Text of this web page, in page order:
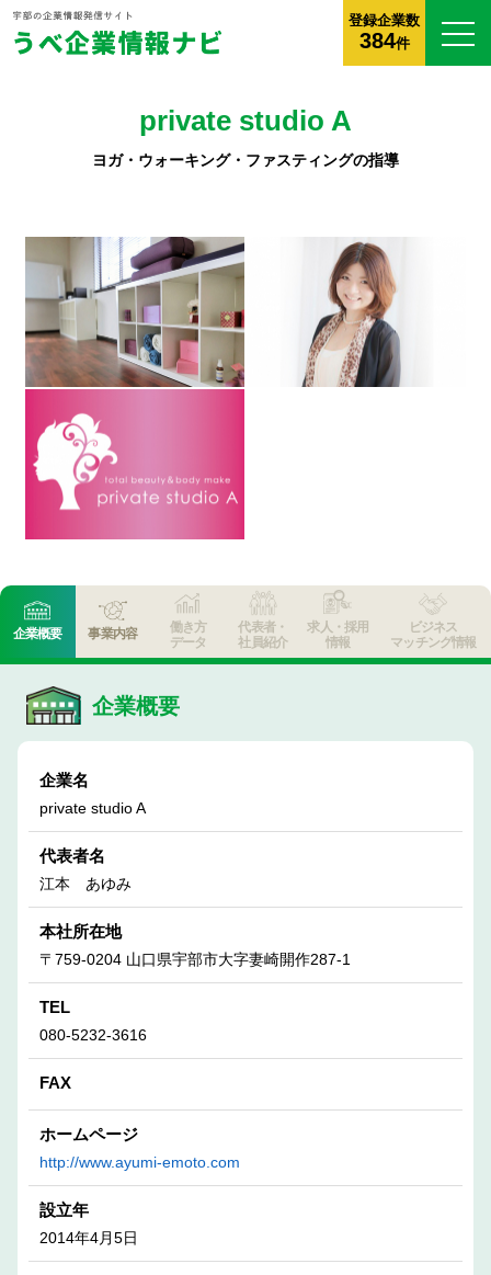
登録企業数
384件
private studio A
ヨガ・ウォーキング・ファスティングの指導
企業概要 事業内容
働き方
データ
代表者・
社員紹介
求人・採用
情報
ビジネス
マッチング情報
企業概要
企業名
private studio A
代表者名
江本 あゆみ
本社所在地
〒759-0204 山口県宇部市大字妻崎開作287‐1
TEL
080-5232-3616
FAX
ホームページ
http://www.ayumi-emoto.com
設立年
2014年4月5日